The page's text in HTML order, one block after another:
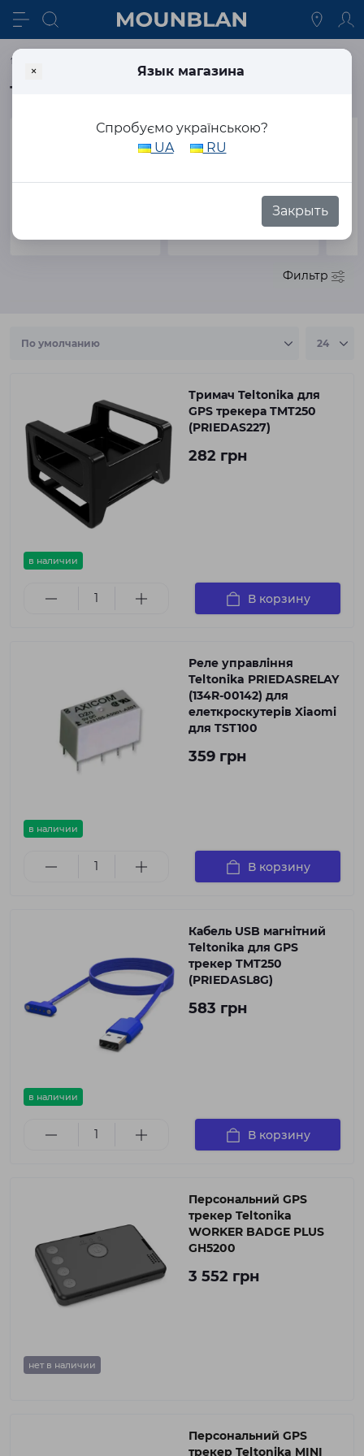
Трекеры и датчики
× Язык магазина
Спробуємо українською?
UA
RU
Закрыть
Аксессуары для трекеров
Фильтр
в наличии
Тримач Teltonika для
GPS трекера TMT250
(PRIEDAS227)
282 грн
В корзину
в наличии
Реле управління
Teltonika PRIEDASRELAY
(134R-00142) для
елеткроскутерів Xiaomi
для TST100
359 грн
В корзину
в наличии
Кабель USB магнітний
Teltonika для GPS
трекер TMT250
(PRIEDASL8G)
583 грн
В корзину
нет в наличии
Персональний GPS
трекер Teltonika
WORKER BADGE PLUS
GH5200
3 552 грн
Персональний GPS
трекер Teltonika MINI